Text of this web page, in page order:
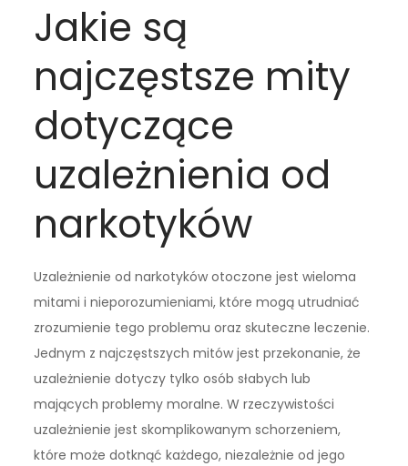
Jakie są
najczęstsze mity
dotyczące
uzależnienia od
narkotyków
Uzależnienie od narkotyków otoczone jest wieloma
mitami i nieporozumieniami, które mogą utrudniać
zrozumienie tego problemu oraz skuteczne leczenie.
Jednym z najczęstszych mitów jest przekonanie, że
uzależnienie dotyczy tylko osób słabych lub
mających problemy moralne. W rzeczywistości
uzależnienie jest skomplikowanym schorzeniem,
które może dotknąć każdego, niezależnie od jego